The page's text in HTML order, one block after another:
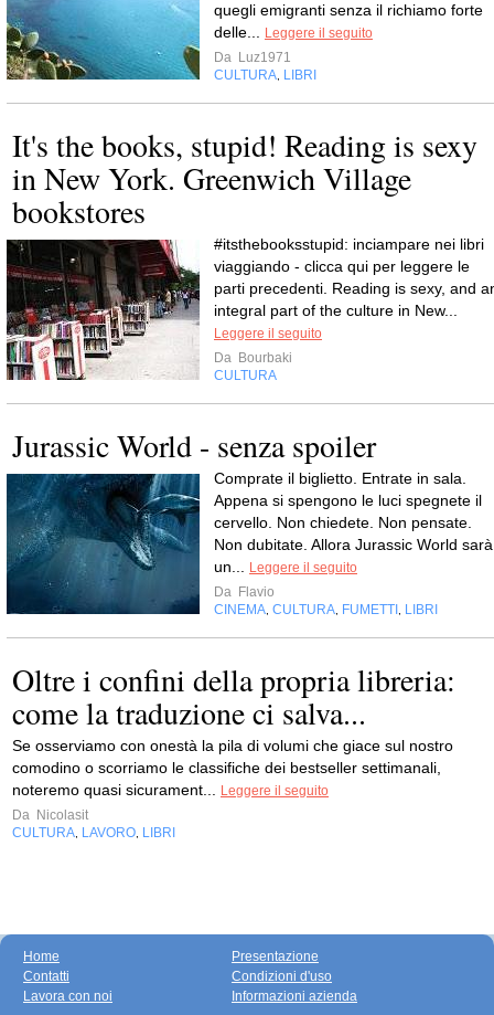
quegli emigranti senza il richiamo forte
delle...
Leggere il seguito
Da Luz1971
CULTURA LIBRI
It's the books, stupid! Reading is sexy
in New York. Greenwich Village
bookstores
#itsthebooksstupid: inciampare nei libri
viaggiando - clicca qui per leggere le
parti precedenti. Reading is sexy, and
integral part of the culture in New...
Leggere il seguito
Da Bourbaki
CULTURA
Jurassic World - senza spoiler
Comprate il biglietto. Entrate in sala.
Appena si spengono le luci spegnete il
cervello. Non chiedete. Non pensate.
Non dubitate. Allora Jurassic World sarà
un...
Leggere il seguito
Da Flavio
CINEMA CULTURA FUMETTI LIBRI
Oltre i confini della propria libreria:
come la traduzione ci salva...
Se osserviamo con onestà la pila di volumi che giace sul nostro
comodino o scorriamo le classifiche dei bestseller settimanali,
noteremo quasi sicurament...
Leggere il seguito
Da Nicolasit
CULTURA LAVORO LIBRI
Home
Contatti
Lavora con noi
Presentazione
Condizioni d'uso
Informazioni azienda